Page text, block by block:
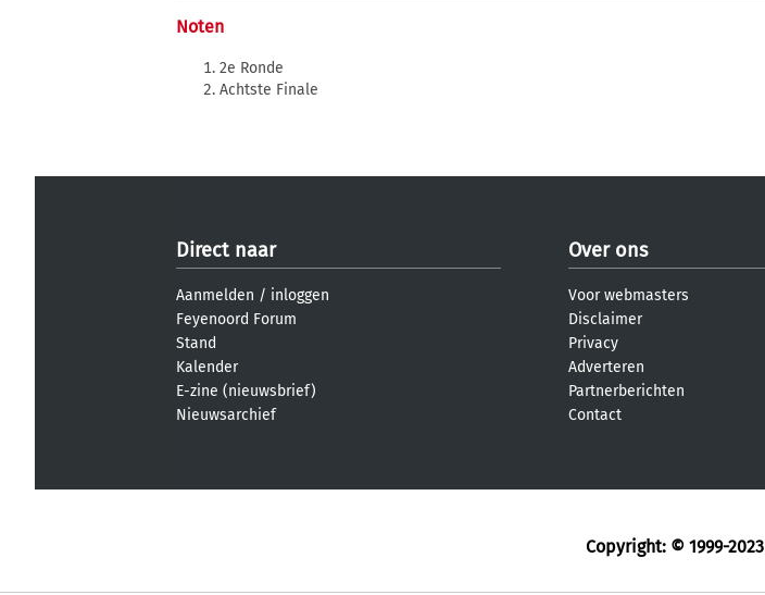
Noten
2e Ronde
Achtste Finale
Direct naar
Aanmelden / inloggen
Feyenoord Forum
Stand
Kalender
E-zine (nieuwsbrief)
Nieuwsarchief
Over ons
Voor webmasters
Disclaimer
Privacy
Adverteren
Partnerberichten
Contact
Copyright: © 1999-2023